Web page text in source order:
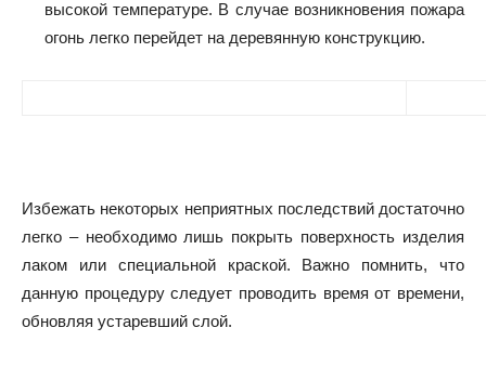
высокой температуре. В случае возникновения пожара
огонь легко перейдет на деревянную конструкцию.
Избежать некоторых неприятных последствий достаточно
легко – необходимо лишь покрыть поверхность изделия
лаком или специальной краской. Важно помнить, что
данную процедуру следует проводить время от времени,
обновляя устаревший слой.